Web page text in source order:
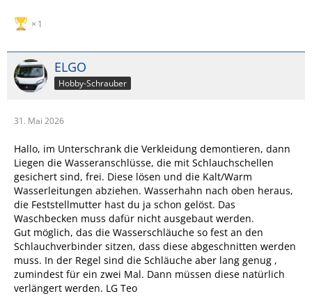
1
ELGO
Hobby-Schrauber
31. Mai 2026
Hallo, im Unterschrank die Verkleidung demontieren, dann
Liegen die Wasseranschlüsse, die mit Schlauchschellen
gesichert sind, frei. Diese lösen und die Kalt/Warm
Wasserleitungen abziehen. Wasserhahn nach oben heraus,
die Feststellmutter hast du ja schon gelöst. Das
Waschbecken muss dafür nicht ausgebaut werden.
Gut möglich, das die Wasserschläuche so fest an den
Schlauchverbinder sitzen, dass diese abgeschnitten werden
muss. In der Regel sind die Schläuche aber lang genug ,
zumindest für ein zwei Mal. Dann müssen diese natürlich
verlängert werden. LG Teo